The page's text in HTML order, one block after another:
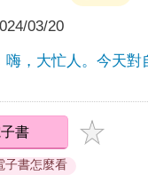
03/20
嗨，大忙人。今天對
書
書怎麼看